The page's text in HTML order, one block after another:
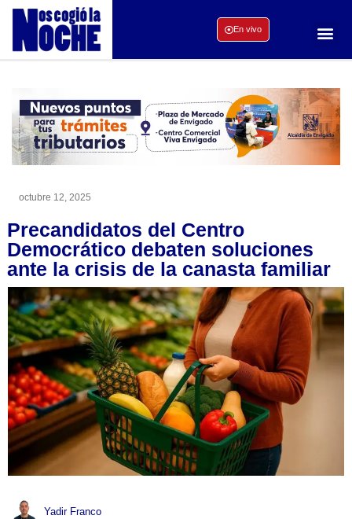
En vivo
octubre 12, 2025
Precandidatos del Centro
Democrático debaten soluciones
ante la crisis de la canasta familiar
Yadir Franco